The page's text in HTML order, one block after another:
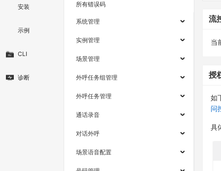
安装
示例
CLI
诊断
所有错误码
系统管理
实例管理
场景管理
外呼任务组管理
外呼任务管理
通话录音
对话外呼
场景语音配置
流
当
授
如
问
具